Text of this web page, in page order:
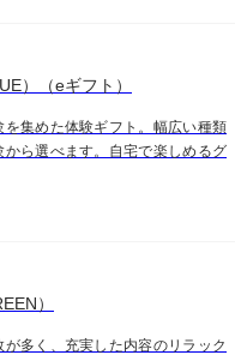
）（eギフト）
を集めた体験ギフト。幅広い種類
から選べます。自宅で楽しめるグ
）
多く、充実した内容のリラック